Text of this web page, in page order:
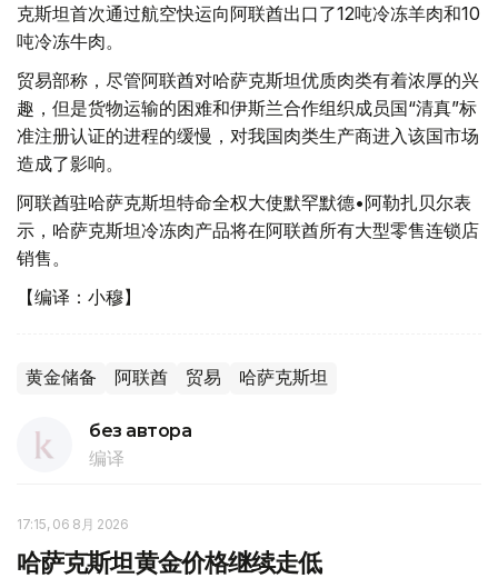
克斯坦首次通过航空快运向阿联酋出口了12吨冷冻羊肉和10
吨冷冻牛肉。
贸易部称，尽管阿联酋对哈萨克斯坦优质肉类有着浓厚的兴
趣，但是货物运输的困难和伊斯兰合作组织成员国“清真”标
准注册认证的进程的缓慢，对我国肉类生产商进入该国市场
造成了影响。
阿联酋驻哈萨克斯坦特命全权大使默罕默德•阿勒扎贝尔表
示，哈萨克斯坦冷冻肉产品将在阿联酋所有大型零售连锁店
销售。
【编译：小穆】
黄金储备 阿联酋 贸易 哈萨克斯坦
без автора
编译
17:15, 06 8月 2026
哈萨克斯坦黄金价格继续走低